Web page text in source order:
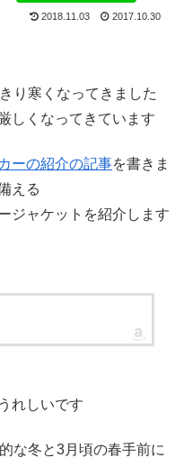
2018.11.03 2017.10.30
り寒くなってきました
しくなってきています
ーの紹介の記事を書きま
える
ジャケットを紹介します
れしいです
な冬と3月頃の春手前に